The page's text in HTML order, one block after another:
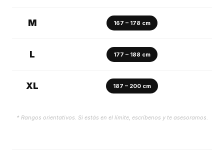
M 167 – 178 cm
L 177 – 188 cm
XL 187 – 200 cm
* Rangos orientativos. Si estás en el límite, escríbenos y te asesoramos.